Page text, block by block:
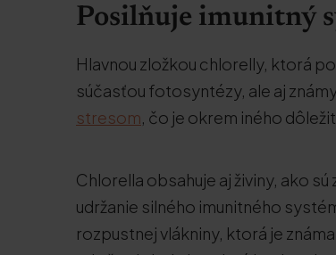
Posilňuje imunitný
Hlavnou zložkou chlorelly, ktorá
súčasťou fotosyntézy, ale aj
stresom, čo je okrem iného
Chlorella obsahuje aj živiny, ako sú
udržanie silného imunitného
rozpustnej vlákniny, ktorá je